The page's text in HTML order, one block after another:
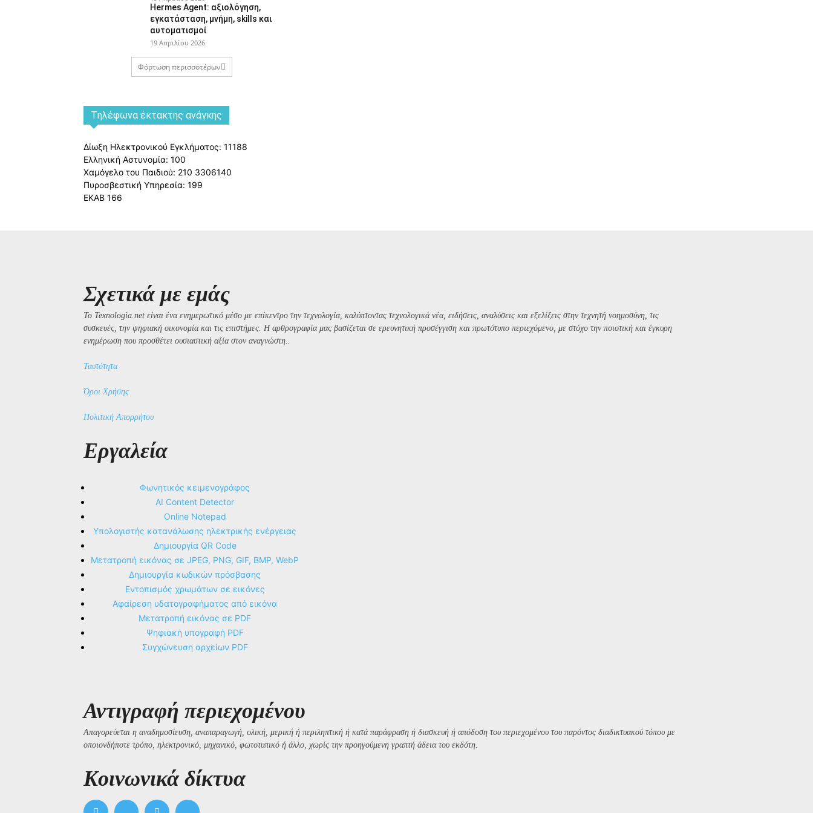
Hermes Agent: αξιολόγηση,
εγκατάσταση, μνήμη, skills και
αυτοματισμοί
19 Απριλίου 2026
Φόρτωση περισσοτέρων
Tηλέφωνα έκτακτης ανάγκης
Δίωξη Ηλεκτρονικού Εγκλήματος: 11188
Ελληνική Αστυνομία: 100
Χαμόγελο του Παιδιού: 210 3306140
Πυροσβεστική Υπηρεσία: 199
ΕΚΑΒ 166
Σχετικά με εμάς
Το Texnologia.net είναι ένα ενημερωτικό μέσο με επίκεντρο την τεχνολογία, καλύπτοντας τεχνολογικά νέα, ειδήσεις, αναλύσεις και εξελίξεις στην τεχνητή νοημοσύνη, τις
συσκευές, την ψηφιακή οικονομία και τις επιστήμες. Η αρθρογραφία μας βασίζεται σε ερευνητική προσέγγιση και πρωτότυπο περιεχόμενο, με στόχο την ποιοτική και έγκυρη
ενημέρωση που προσθέτει ουσιαστική αξία στον αναγνώστη..
Ταυτότητα
Όροι Χρήσης
Πολιτική Απορρήτου
Εργαλεία
Φωνητικός κειμενογράφος
AI Content Detector
Online Notepad
Υπολογιστής κατανάλωσης ηλεκτρικής ενέργειας
Δημιουργία QR Code
Μετατροπή εικόνας σε JPEG, PNG, GIF, BMP, WebP
Δημιουργία κωδικών πρόσβασης
Εντοπισμός χρωμάτων σε εικόνες
Αφαίρεση υδατογραφήματος από εικόνα
Μετατροπή εικόνας σε PDF
Ψηφιακή υπογραφή PDF
Συγχώνευση αρχείων PDF
Αντιγραφή περιεχομένου
Απαγορεύεται η αναδημοσίευση, αναπαραγωγή, ολική, μερική ή περιληπτική ή κατά παράφραση ή διασκευή ή απόδοση του περιεχομένου του παρόντος διαδικτυακού τόπου με
οποιονδήποτε τρόπο, ηλεκτρονικό, μηχανικό, φωτοτυπικό ή άλλο, χωρίς την προηγούμενη γραπτή άδεια του εκδότη.
Kοινωνικά δίκτυα